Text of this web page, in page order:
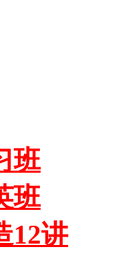
班
班
12讲